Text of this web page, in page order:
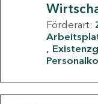
Förderart: